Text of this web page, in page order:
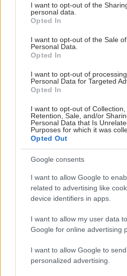
not limited to your visit or usage
grant or deny consent to Google
use your data for below specified
consent section.
I want to opt-out of the
personal data.
Opted In
I want to opt-out of the Sale
Personal Data.
Opted In
I want to opt-out of
Personal Data for Targeted
Opted In
I want to opt-out of Collection,
Retention, Sale, and/or
Personal Data that Is
Purposes for which it was
Opted Out
Google consents
I want to allow Google to
related to advertising like
device identifiers in apps.
I want to allow my user data
Google for online advertising
I want to allow Google to
personalized advertising.